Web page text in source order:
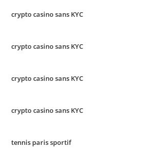
crypto casino sans KYC
crypto casino sans KYC
crypto casino sans KYC
crypto casino sans KYC
tennis paris sportif